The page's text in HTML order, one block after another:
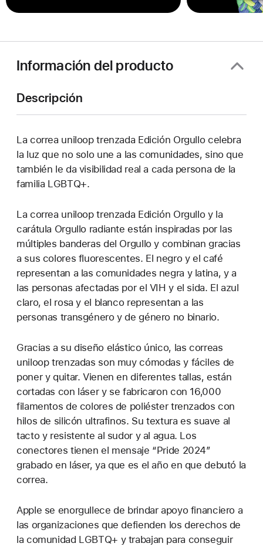
Información del producto
Descripción
La correa uniloop trenzada Edición Orgullo celebra
la luz que no solo une a las comunidades, sino que
también le da visibilidad real a cada persona de la
familia LGBTQ+.
La correa uniloop trenzada Edición Orgullo y la
carátula Orgullo radiante están inspiradas por las
múltiples banderas del Orgullo y combinan gracias
a sus colores fluorescentes. El negro y el café
representan a las comunidades negra y latina, y a
las personas afectadas por el VIH y el sida. El azul
claro, el rosa y el blanco representan a las
personas transgénero y de género no binario.
Gracias a su diseño elástico único, las correas
uniloop trenzadas son muy cómodas y fáciles de
poner y quitar. Vienen en diferentes tallas, están
cortadas con láser y se fabricaron con 16,000
filamentos de colores de poliéster trenzados con
hilos de silicón ultrafinos. Su textura es suave al
tacto y resistente al sudor y al agua. Los
conectores tienen el mensaje “Pride 2024”
grabado en láser, ya que es el año en que debutó la
correa.
Apple se enorgullece de brindar apoyo financiero a
las organizaciones que defienden los derechos de
la comunidad LGBTQ+ y trabajan para conseguir